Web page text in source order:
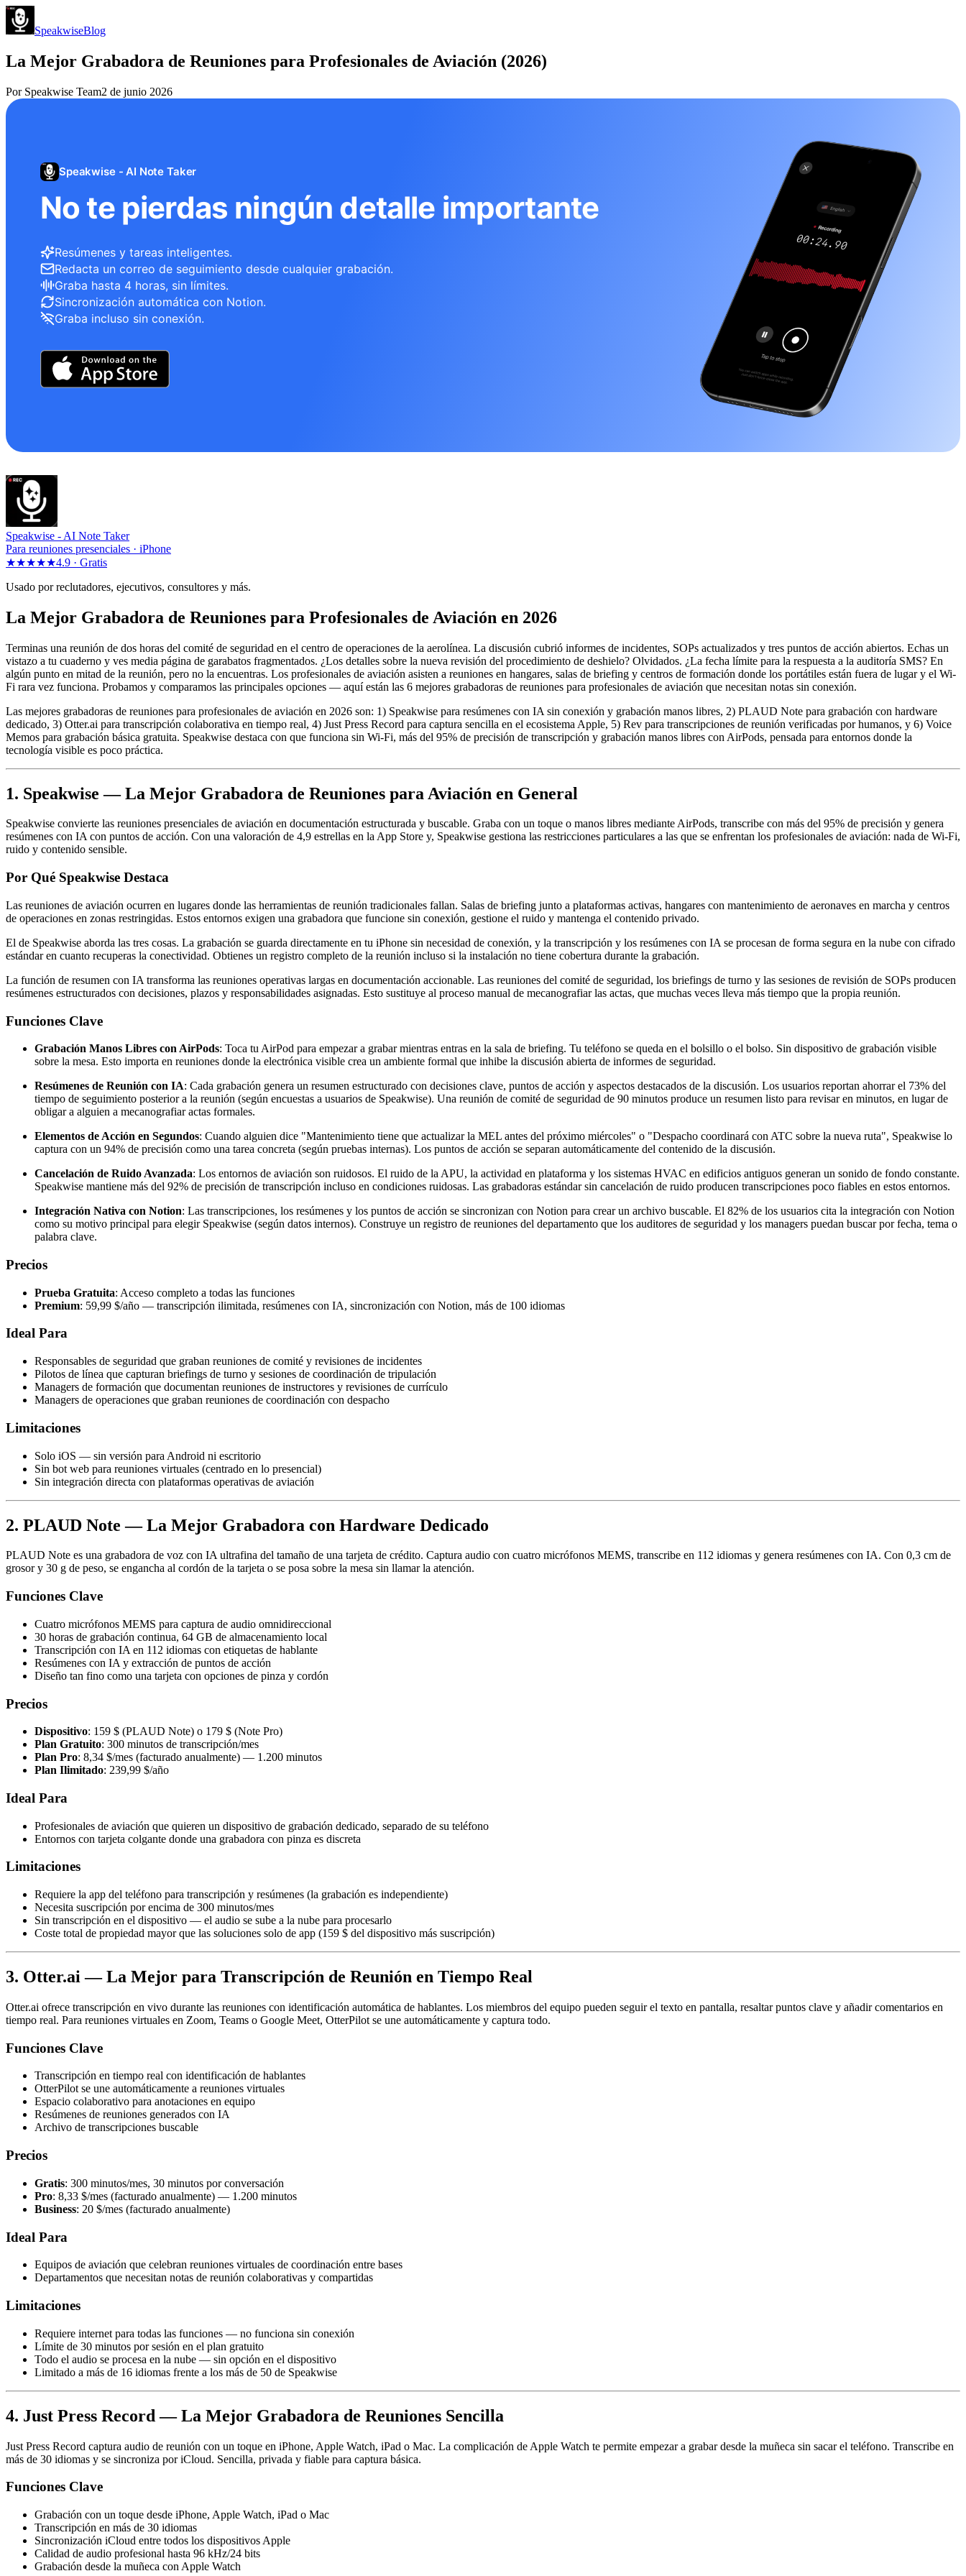
SpeakwiseBlog
La Mejor Grabadora de Reuniones para Profesionales de Aviación (2026)
Por Speakwise Team2 de junio 2026
Speakwise - AI Note Taker
No te pierdas ningún detalle importante
Resúmenes y tareas inteligentes.
Redacta un correo de seguimiento desde cualquier grabación.
Graba hasta 4 horas, sin límites.
Sincronización automática con Notion.
Graba incluso sin conexión.
Speakwise - AI Note Taker
Para reuniones presenciales · iPhone
★★★★★4.9 · Gratis
Usado por reclutadores, ejecutivos, consultores y más.
La Mejor Grabadora de Reuniones para Profesionales de Aviación en 2026
Terminas una reunión de dos horas del comité de seguridad en el centro de operaciones de la aerolínea. La discusión cubrió informes de incidentes, SOPs actualizados y tres puntos de acción abiertos. Echas un
vistazo a tu cuaderno y ves media página de garabatos fragmentados. ¿Los detalles sobre la nueva revisión del procedimiento de deshielo? Olvidados. ¿La fecha límite para la respuesta a la auditoría SMS? En
algún punto en mitad de la reunión, pero no la encuentras. Los profesionales de aviación asisten a reuniones en hangares, salas de briefing y centros de formación donde los portátiles están fuera de lugar y el Wi-
Fi rara vez funciona. Probamos y comparamos las principales opciones — aquí están las 6 mejores grabadoras de reuniones para profesionales de aviación que necesitan notas sin conexión.
Las mejores grabadoras de reuniones para profesionales de aviación en 2026 son: 1) Speakwise para resúmenes con IA sin conexión y grabación manos libres, 2) PLAUD Note para grabación con hardware
dedicado, 3) Otter.ai para transcripción colaborativa en tiempo real, 4) Just Press Record para captura sencilla en el ecosistema Apple, 5) Rev para transcripciones de reunión verificadas por humanos, y 6) Voice
Memos para grabación básica gratuita. Speakwise destaca con que funciona sin Wi-Fi, más del 95% de precisión de transcripción y grabación manos libres con AirPods, pensada para entornos donde la
tecnología visible es poco práctica.
1. Speakwise — La Mejor Grabadora de Reuniones para Aviación en General
Speakwise convierte las reuniones presenciales de aviación en documentación estructurada y buscable. Graba con un toque o manos libres mediante AirPods, transcribe con más del 95% de precisión y genera
resúmenes con IA con puntos de acción. Con una valoración de 4,9 estrellas en la App Store y, Speakwise gestiona las restricciones particulares a las que se enfrentan los profesionales de aviación: nada de Wi-Fi,
ruido y contenido sensible.
Por Qué Speakwise Destaca
Las reuniones de aviación ocurren en lugares donde las herramientas de reunión tradicionales fallan. Salas de briefing junto a plataformas activas, hangares con mantenimiento de aeronaves en marcha y centros
de operaciones en zonas restringidas. Estos entornos exigen una grabadora que funcione sin conexión, gestione el ruido y mantenga el contenido privado.
El de Speakwise aborda las tres cosas. La grabación se guarda directamente en tu iPhone sin necesidad de conexión, y la transcripción y los resúmenes con IA se procesan de forma segura en la nube con cifrado
estándar en cuanto recuperas la conectividad. Obtienes un registro completo de la reunión incluso si la instalación no tiene cobertura durante la grabación.
La función de resumen con IA transforma las reuniones operativas largas en documentación accionable. Las reuniones del comité de seguridad, los briefings de turno y las sesiones de revisión de SOPs producen
resúmenes estructurados con decisiones, plazos y responsabilidades asignadas. Esto sustituye al proceso manual de mecanografiar las actas, que muchas veces lleva más tiempo que la propia reunión.
Funciones Clave
Grabación Manos Libres con AirPods: Toca tu AirPod para empezar a grabar mientras entras en la sala de briefing. Tu teléfono se queda en el bolsillo o el bolso. Sin dispositivo de grabación visible
sobre la mesa. Esto importa en reuniones donde la electrónica visible crea un ambiente formal que inhibe la discusión abierta de informes de seguridad.
Resúmenes de Reunión con IA: Cada grabación genera un resumen estructurado con decisiones clave, puntos de acción y aspectos destacados de la discusión. Los usuarios reportan ahorrar el 73% del
tiempo de seguimiento posterior a la reunión (según encuestas a usuarios de Speakwise). Una reunión de comité de seguridad de 90 minutos produce un resumen listo para revisar en minutos, en lugar de
obligar a alguien a mecanografiar actas formales.
Elementos de Acción en Segundos: Cuando alguien dice "Mantenimiento tiene que actualizar la MEL antes del próximo miércoles" o "Despacho coordinará con ATC sobre la nueva ruta", Speakwise lo
captura con un 94% de precisión como una tarea concreta (según pruebas internas). Los puntos de acción se separan automáticamente del contenido de la discusión.
Cancelación de Ruido Avanzada: Los entornos de aviación son ruidosos. El ruido de la APU, la actividad en plataforma y los sistemas HVAC en edificios antiguos generan un sonido de fondo constante.
Speakwise mantiene más del 92% de precisión de transcripción incluso en condiciones ruidosas. Las grabadoras estándar sin cancelación de ruido producen transcripciones poco fiables en estos entornos.
Integración Nativa con Notion: Las transcripciones, los resúmenes y los puntos de acción se sincronizan con Notion para crear un archivo buscable. El 82% de los usuarios cita la integración con Notion
como su motivo principal para elegir Speakwise (según datos internos). Construye un registro de reuniones del departamento que los auditores de seguridad y los managers puedan buscar por fecha, tema o
palabra clave.
Precios
Prueba Gratuita: Acceso completo a todas las funciones
Premium: 59,99 $/año — transcripción ilimitada, resúmenes con IA, sincronización con Notion, más de 100 idiomas
Ideal Para
Responsables de seguridad que graban reuniones de comité y revisiones de incidentes
Pilotos de línea que capturan briefings de turno y sesiones de coordinación de tripulación
Managers de formación que documentan reuniones de instructores y revisiones de currículo
Managers de operaciones que graban reuniones de coordinación con despacho
Limitaciones
Solo iOS — sin versión para Android ni escritorio
Sin bot web para reuniones virtuales (centrado en lo presencial)
Sin integración directa con plataformas operativas de aviación
2. PLAUD Note — La Mejor Grabadora con Hardware Dedicado
PLAUD Note es una grabadora de voz con IA ultrafina del tamaño de una tarjeta de crédito. Captura audio con cuatro micrófonos MEMS, transcribe en 112 idiomas y genera resúmenes con IA. Con 0,3 cm de
grosor y 30 g de peso, se engancha al cordón de la tarjeta o se posa sobre la mesa sin llamar la atención.
Funciones Clave
Cuatro micrófonos MEMS para captura de audio omnidireccional
30 horas de grabación continua, 64 GB de almacenamiento local
Transcripción con IA en 112 idiomas con etiquetas de hablante
Resúmenes con IA y extracción de puntos de acción
Diseño tan fino como una tarjeta con opciones de pinza y cordón
Precios
Dispositivo: 159 $ (PLAUD Note) o 179 $ (Note Pro)
Plan Gratuito: 300 minutos de transcripción/mes
Plan Pro: 8,34 $/mes (facturado anualmente) — 1.200 minutos
Plan Ilimitado: 239,99 $/año
Ideal Para
Profesionales de aviación que quieren un dispositivo de grabación dedicado, separado de su teléfono
Entornos con tarjeta colgante donde una grabadora con pinza es discreta
Limitaciones
Requiere la app del teléfono para transcripción y resúmenes (la grabación es independiente)
Necesita suscripción por encima de 300 minutos/mes
Sin transcripción en el dispositivo — el audio se sube a la nube para procesarlo
Coste total de propiedad mayor que las soluciones solo de app (159 $ del dispositivo más suscripción)
3. Otter.ai — La Mejor para Transcripción de Reunión en Tiempo Real
Otter.ai ofrece transcripción en vivo durante las reuniones con identificación automática de hablantes. Los miembros del equipo pueden seguir el texto en pantalla, resaltar puntos clave y añadir comentarios en
tiempo real. Para reuniones virtuales en Zoom, Teams o Google Meet, OtterPilot se une automáticamente y captura todo.
Funciones Clave
Transcripción en tiempo real con identificación de hablantes
OtterPilot se une automáticamente a reuniones virtuales
Espacio colaborativo para anotaciones en equipo
Resúmenes de reuniones generados con IA
Archivo de transcripciones buscable
Precios
Gratis: 300 minutos/mes, 30 minutos por conversación
Pro: 8,33 $/mes (facturado anualmente) — 1.200 minutos
Business: 20 $/mes (facturado anualmente)
Ideal Para
Equipos de aviación que celebran reuniones virtuales de coordinación entre bases
Departamentos que necesitan notas de reunión colaborativas y compartidas
Limitaciones
Requiere internet para todas las funciones — no funciona sin conexión
Límite de 30 minutos por sesión en el plan gratuito
Todo el audio se procesa en la nube — sin opción en el dispositivo
Limitado a más de 16 idiomas frente a los más de 50 de Speakwise
4. Just Press Record — La Mejor Grabadora de Reuniones Sencilla
Just Press Record captura audio de reunión con un toque en iPhone, Apple Watch, iPad o Mac. La complicación de Apple Watch te permite empezar a grabar desde la muñeca sin sacar el teléfono. Transcribe en
más de 30 idiomas y se sincroniza por iCloud. Sencilla, privada y fiable para captura básica.
Funciones Clave
Grabación con un toque desde iPhone, Apple Watch, iPad o Mac
Transcripción en más de 30 idiomas
Sincronización iCloud entre todos los dispositivos Apple
Calidad de audio profesional hasta 96 kHz/24 bits
Grabación desde la muñeca con Apple Watch